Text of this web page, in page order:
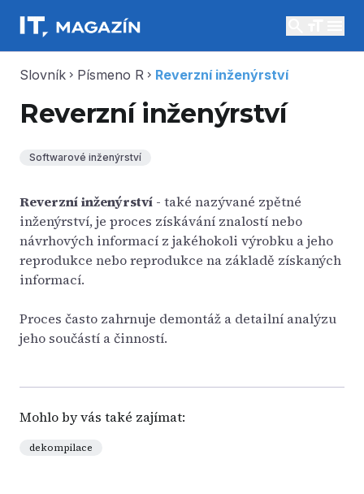
Slovník chevron_right Písmeno R chevron_right Reverzní inženýrství
Reverzní inženýrství
Softwarové inženýrství
Reverzní inženýrství - také nazývané zpětné
inženýrství, je proces získávání znalostí nebo
návrhových informací z jakéhokoli výrobku a jeho
reprodukce nebo reprodukce na základě získaných
informací.
Proces často zahrnuje demontáž a detailní analýzu
jeho součástí a činností.
Mohlo by vás také zajímat:
dekompilace